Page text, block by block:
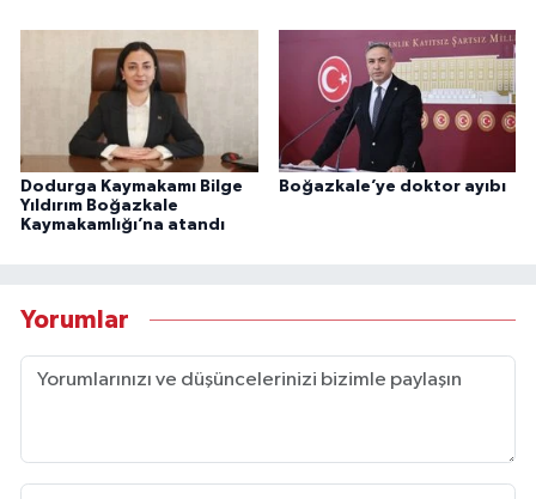
Dodurga Kaymakamı Bilge
Yıldırım Boğazkale
Kaymakamlığı’na atandı
Boğazkale’ye doktor ayıbı
Yorumlar